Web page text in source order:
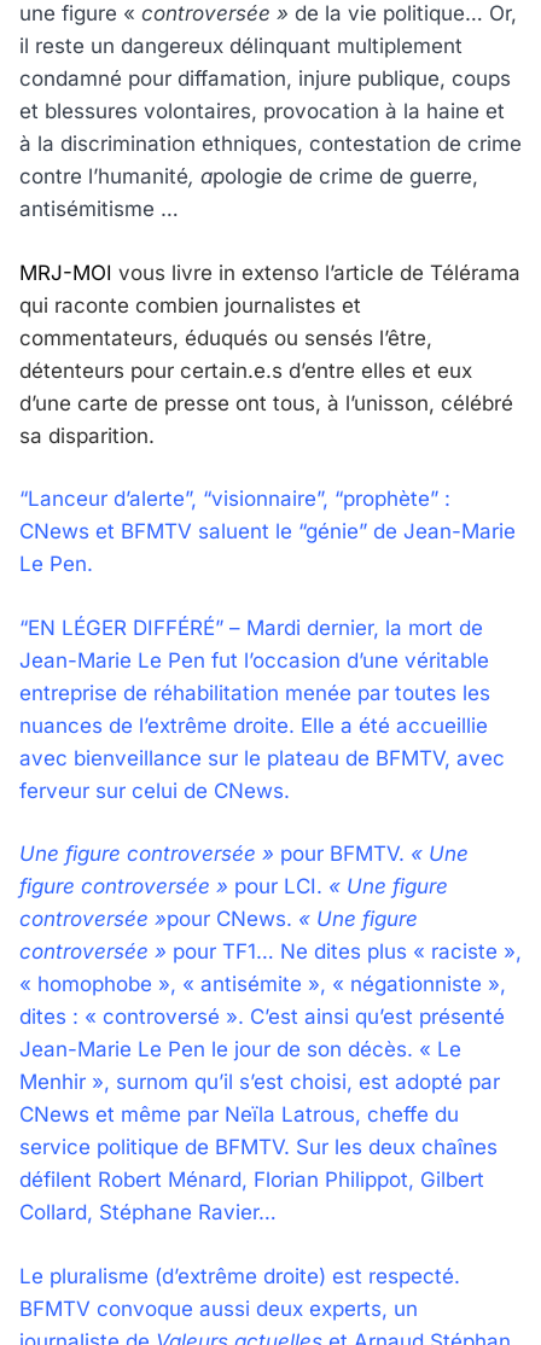
une figure « controversée » de la vie politique… Or,
il reste un dangereux délinquant multiplement
condamné pour diffamation, injure publique, coups
et blessures volontaires, provocation à la haine et
à la discrimination ethniques, contestation de crime
contre l’humanité, apologie de crime de guerre,
antisémitisme …
MRJ-MOI vous livre in extenso l’article de Télérama
qui raconte combien journalistes et
commentateurs, éduqués ou sensés l’être,
détenteurs pour certain.e.s d’entre elles et eux
d’une carte de presse ont tous, à l’unisson, célébré
sa disparition.
“Lanceur d’alerte”, “visionnaire”, “prophète” :
CNews et BFMTV saluent le “génie” de Jean-Marie
Le Pen.
“EN LÉGER DIFFÉRÉ” – Mardi dernier, la mort de
Jean-Marie Le Pen fut l’occasion d’une véritable
entreprise de réhabilitation menée par toutes les
nuances de l’extrême droite. Elle a été accueillie
avec bienveillance sur le plateau de BFMTV, avec
ferveur sur celui de CNews.
Une figure controversée » pour BFMTV. « Une
figure controversée » pour LCI. « Une figure
controversée »pour CNews. « Une figure
controversée » pour TF1… Ne dites plus « raciste »,
« homophobe », « antisémite », « négationniste »,
dites : « controversé ». C’est ainsi qu’est présenté
Jean-Marie Le Pen le jour de son décès. « Le
Menhir », surnom qu’il s’est choisi, est adopté par
CNews et même par Neïla Latrous, cheffe du
service politique de BFMTV. Sur les deux chaînes
défilent Robert Ménard, Florian Philippot, Gilbert
Collard, Stéphane Ravier…
Le pluralisme (d’extrême droite) est respecté.
BFMTV convoque aussi deux experts, un